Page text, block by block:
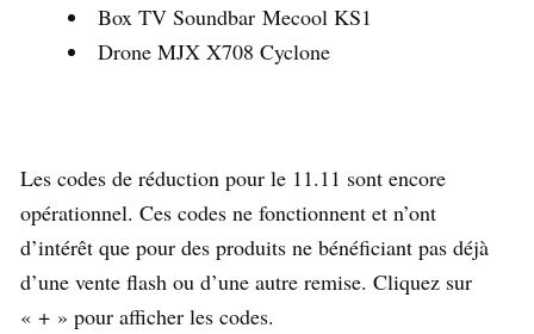
Box TV Soundbar Mecool KS1
Drone MJX X708 Cyclone
Les codes de réduction pour le 11.11 sont encore
opérationnel. Ces codes ne fonctionnent et n’ont
d’intérêt que pour des produits ne bénéficiant pas déjà
d’une vente flash ou d’une autre remise. Cliquez sur
« + » pour afficher les codes.